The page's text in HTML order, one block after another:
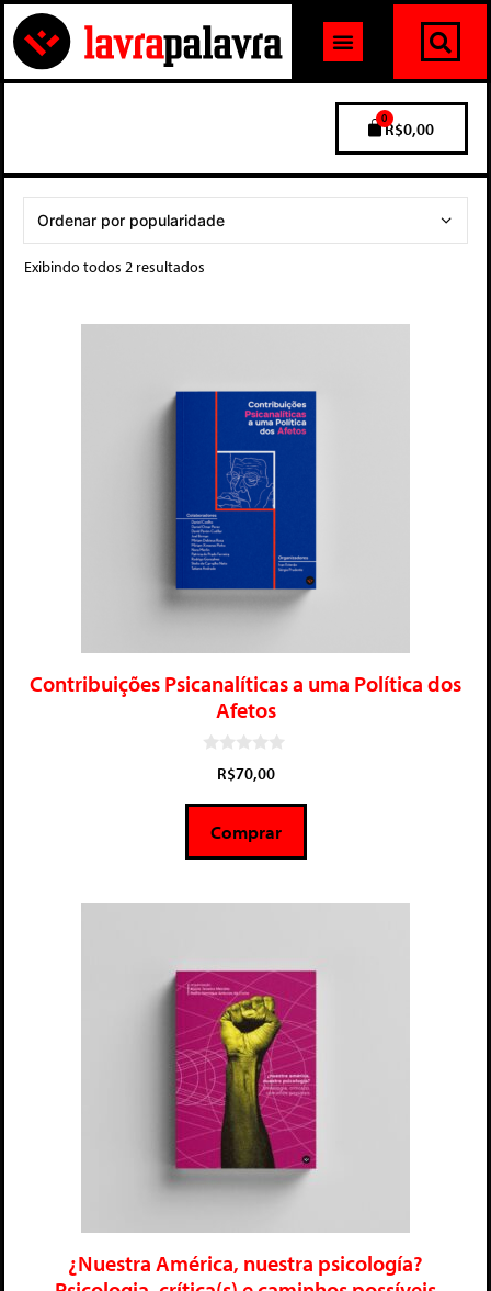
R$0,00
0
Exibindo todos 2 resultados
Contribuições Psicanalíticas a uma Política dos
Afetos
5
R$70,00
Comprar
¿Nuestra América, nuestra psicología?